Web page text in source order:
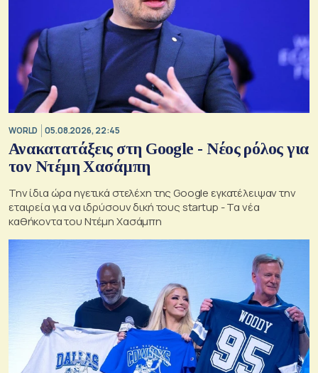
WORLD 05.08.2026, 22:45
Ανακατατάξεις στη Google - Νέος ρόλος για
τον Ντέμη Χασάμπη
Την ίδια ώρα ηγετικά στελέχη της Google εγκατέλειψαν την
εταιρεία για να ιδρύσουν δική τους startup - Τα νέα
καθήκοντα του Ντέμη Χασάμπη